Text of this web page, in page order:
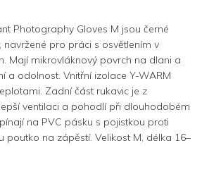
Photography Gloves M jsou černé
navržené pro práci s osvětlením v
Mají mikrovláknový povrch na dlani a
a odolnost. Vnitřní izolace Y-WARM
Zadní část rukavic je z
ventilaci a pohodlí při dlouhodobém
na PVC pásku s pojistkou proti
poutko na zápěstí. Velikost M, délka 16–